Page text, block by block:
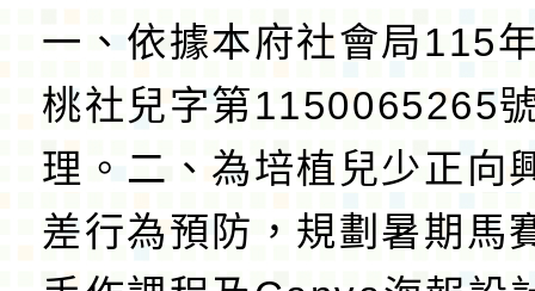
一、依據本府社會局115
桃社兒字第1150065265
理。二、為培植兒少正向
差行為預防，規劃暑期馬